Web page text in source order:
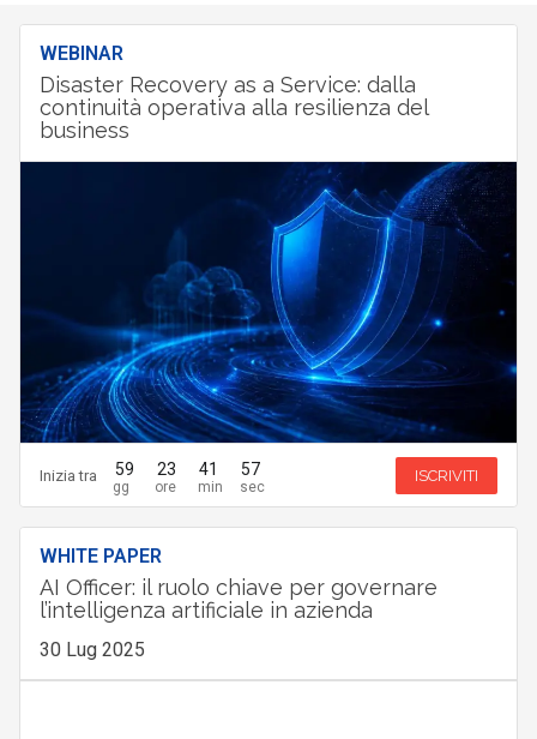
WEBINAR
Disaster Recovery as a Service: dalla
continuità operativa alla resilienza del
business
Inizia tra 59 23 41 56 ISCRIVITI
WHITE PAPER
AI Officer: il ruolo chiave per governare
l’intelligenza artificiale in azienda
30 Lug 2025